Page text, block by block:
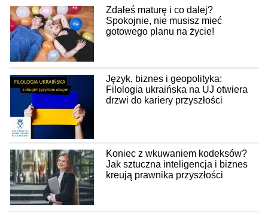
Zdałeś maturę i co dalej?
Spokojnie, nie musisz mieć
gotowego planu na życie!
Język, biznes i geopolityka:
Filologia ukraińska na UJ otwiera
drzwi do kariery przyszłości
Koniec z wkuwaniem kodeksów?
Jak sztuczna inteligencja i biznes
kreują prawnika przyszłości